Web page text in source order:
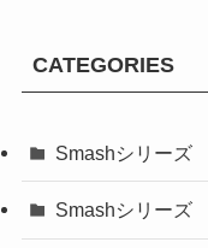
CATEGORIES
Smashシリーズ
Smashシリーズ